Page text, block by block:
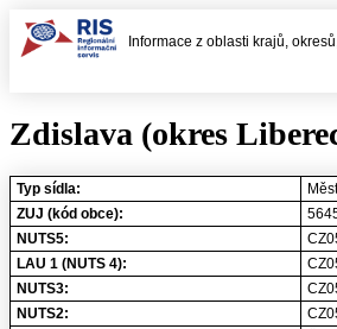
Informace z oblasti krajů,
Zdislava (okres
Typ sídla:
ZUJ (kód obce):
NUTS5:
LAU 1 (NUTS 4):
NUTS3:
NUTS2: